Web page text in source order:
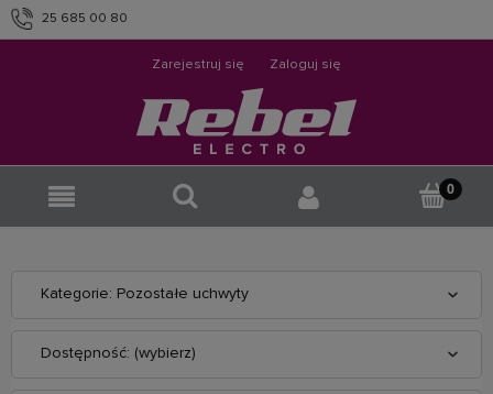
25 685 00 80
info@rebelelectro.com
Zarejestruj się Zaloguj się
Kategorie: Pozostałe uchwyty
Dostępność: (wybierz)